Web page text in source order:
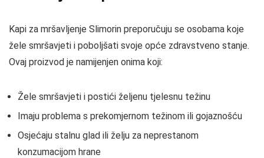
Kapi za mršavljenje Slimorin preporučuju se osobama koje
žele smršavjeti i poboljšati svoje opće zdravstveno stanje.
Ovaj proizvod je namijenjen onima koji:
Žele smršavjeti i postići željenu tjelesnu težinu
Imaju problema s prekomjernom težinom ili gojaznošću
Osjećaju stalnu glad ili želju za neprestanom
konzumacijom hrane